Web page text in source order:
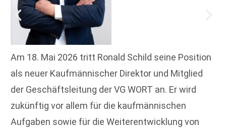
Am 18. Mai 2026 tritt Ronald Schild seine Position
als neuer Kaufmännischer Direktor und Mitglied
der Geschäftsleitung der VG WORT an. Er wird
zukünftig vor allem für die kaufmännischen
Aufgaben sowie für die Weiterentwicklung von